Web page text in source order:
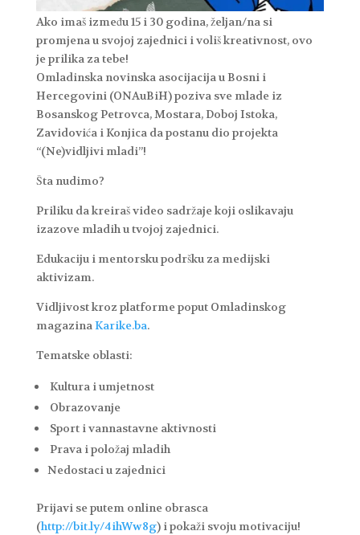
Ako imaš između 15 i 30 godina, željan/na si
promjena u svojoj zajednici i voliš kreativnost, ovo
je prilika za tebe!
Omladinska novinska asocijacija u Bosni i
Hercegovini (ONAuBiH) poziva sve mlade iz
Bosanskog Petrovca, Mostara, Doboj Istoka,
Zavidovića i Konjica da postanu dio projekta
“(Ne)vidljivi mladi”!
Šta nudimo?
Priliku da kreiraš video sadržaje koji oslikavaju
izazove mladih u tvojoj zajednici.
Edukaciju i mentorsku podršku za medijski
aktivizam.
Vidljivost kroz platforme poput Omladinskog
magazinaKarike.ba.
Tematske oblasti:
Kultura i umjetnost
Obrazovanje
Sport i vannastavne aktivnosti
Prava i položaj mladih
Nedostaci u zajednici
Prijavi se putem online obrasca
(http://bit.ly/4ihWw8g) i pokaži svoju motivaciju!